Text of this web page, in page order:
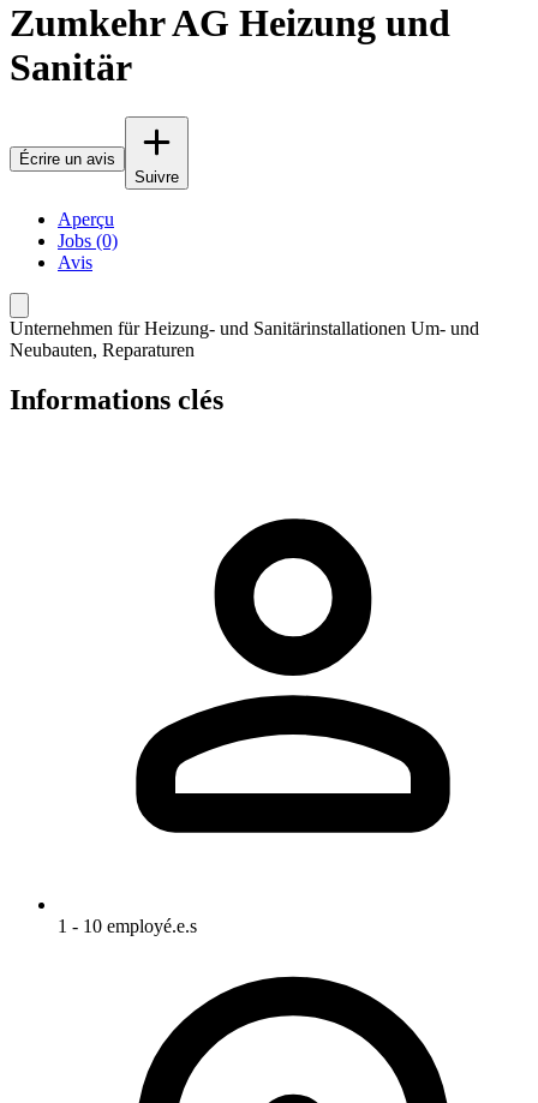
Zumkehr AG Heizung und
Sanitär
Écrire un avis
Suivre
Aperçu
Jobs (0)
Avis
Unternehmen für Heizung- und Sanitärinstallationen Um- und
Neubauten, Reparaturen
Informations clés
1 - 10 employé.e.s